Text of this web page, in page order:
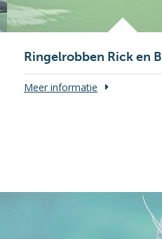
Ringelrobben Rick en
Meer informatie